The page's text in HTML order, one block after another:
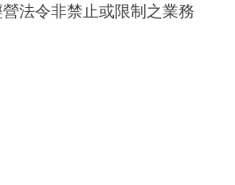
法令非禁止或限制之業務